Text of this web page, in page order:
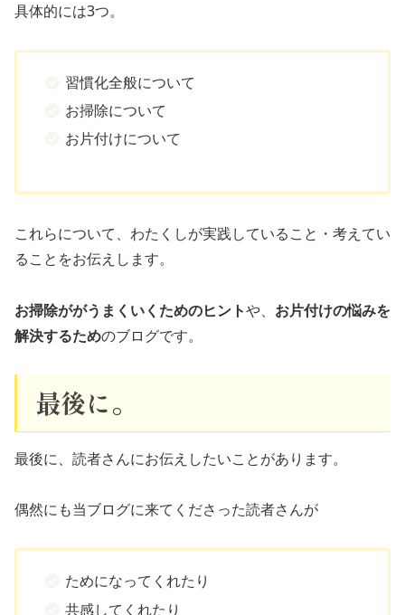
具体的には3つ。
習慣化全般について
お掃除について
お片付けについて
これらについて、わたくしが実践していること・考えてい
ることをお伝えします。
お掃除ががうまくいくためのヒントや、 お片付けの悩みを
解決するためのブログです。
最後に。
最後に、読者さんにお伝えしたいことがあります。
偶然にも当ブログに来てくださった読者さんが
ためになってくれたり
共感してくれたり